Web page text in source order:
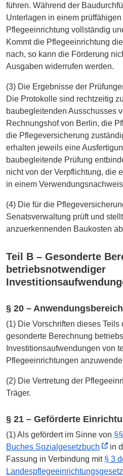
führen. Während der
Unterlagen in einem
Pflegeeinrichtung vollständig
Kommt die Pflegeeinrichtung
nach, so kann die Förderung
Ausgaben widerrufen werden.
(3) Die Ergebnisse der
Die Protokolle sind rechtzeitig
baubegleitenden Ausschusses
Rechnungshof von Berlin, die
die Pflegeversicherung
erhalten jeweils eine
baubegleitende Prüfung
nicht von der Verpflichtung, die
in einem
(4) Die für die
Senatsverwaltung prüft und
anzuerkennenden Baukosten
Teil B – Gesonderte
betriebsnotwendiger
§ 20 – Anwendungsbereich
(1) Die Vorschriften dieses
gesonderte Berechnung
Investitionsaufwendungen von
Pflegeeinrichtungen
(2) Die Vertretung der
Träger.
§ 21 – Geförderte
(1) Als gefördert im Sinne von
Buches Sozialgesetzbuch
in
Fassung in Verbindung mit § 3